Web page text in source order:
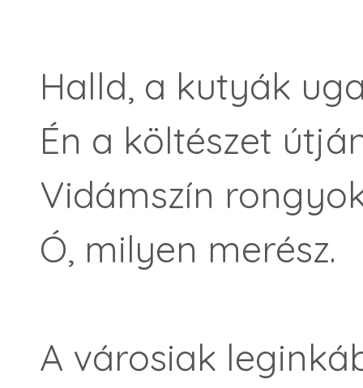
Halld, a kutyák
Én a költészet
Vidámszín
Ó, milyen merész.
A városiak